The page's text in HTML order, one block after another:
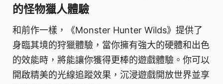
的怪物獵人體驗
和前作一樣，《Monster Hunter Wilds》提供了
身臨其境的狩獵體驗，當你擁有強大的硬體和出色
的效能時，將能讓你獲得更棒的遊戲體驗。你可以
開啟精美的光線追蹤效果，沉浸遊戲開放世界並享